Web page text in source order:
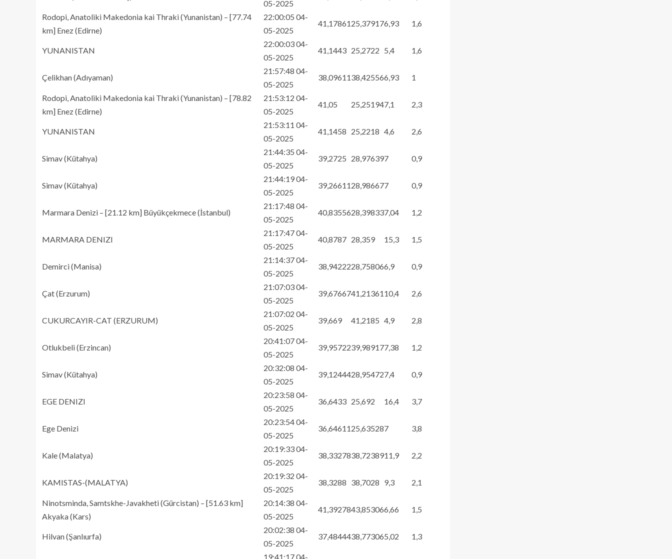
05-2025
Rodopi, Anatoliki Makedonia kai Thraki (Yunanistan) – [77.74
km] Enez (Edirne)
22:00:05 04-
05-2025
41,1786125,379176,93 1,6
YUNANISTAN
22:00:03 04-
05-2025
41,1443 25,2722 5,4 1,6
Çelikhan (Adıyaman)
21:57:48 04-
05-2025
38,0961138,425566,93 1
Rodopi, Anatoliki Makedonia kai Thraki (Yunanistan) – [78.82
km] Enez (Edirne)
21:53:12 04-
05-2025
41,05 25,251947,1 2,3
YUNANISTAN
21:53:11 04-
05-2025
41,1458 25,2218 4,6 2,6
Simav (Kütahya)
21:44:35 04-
05-2025
39,2725 28,976397 0,9
Simav (Kütahya)
21:44:19 04-
05-2025
39,2661128,986677 0,9
Marmara Denizi – [21.12 km] Büyükçekmece (İstanbul)
21:17:48 04-
05-2025
40,8355628,398337,04 1,2
MARMARA DENIZI
21:17:47 04-
05-2025
40,8787 28,359 15,3 1,5
Demirci (Manisa)
21:14:37 04-
05-2025
38,9422228,758066,9 0,9
Çat (Erzurum)
21:07:03 04-
05-2025
39,6766741,2136110,4 2,6
CUKURCAYIR-CAT (ERZURUM)
21:07:02 04-
05-2025
39,669 41,2185 4,9 2,8
Otlukbeli (Erzincan)
20:41:07 04-
05-2025
39,9572239,989177,38 1,2
Simav (Kütahya)
20:32:08 04-
05-2025
39,1244428,954727,4 0,9
EGE DENIZI
20:23:58 04-
05-2025
36,6433 25,692 16,4 3,7
Ege Denizi
20:23:54 04-
05-2025
36,6461125,635287 3,8
Kale (Malatya)
20:19:33 04-
05-2025
38,3327838,7238911,9 2,2
KAMISTAS-(MALATYA)
20:19:32 04-
05-2025
38,3288 38,7028 9,3 2,1
Ninotsminda, Samtskhe-Javakheti (Gürcistan) – [51.63 km]
Akyaka (Kars)
20:14:38 04-
05-2025
41,3927843,853066,66 1,5
Hilvan (Şanlıurfa)
20:02:38 04-
05-2025
37,4844438,773065,02 1,3
19:41:17 04-